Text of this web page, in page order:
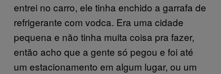
entrei no carro, ele tinha enchido a garrafa de
refrigerante com vodca. Era uma cidade
pequena e não tinha muita coisa pra fazer,
então acho que a gente só pegou e foi até
um estacionamento em algum lugar, ou um